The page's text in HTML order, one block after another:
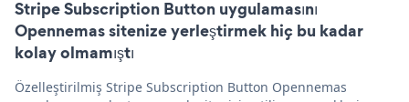
Stripe Subscription Button uygulamasını
Opennemas sitenize yerleştirmek hiç bu kadar
kolay olmamıştı
Özelleştirilmiş Stripe Subscription Button Opennemas